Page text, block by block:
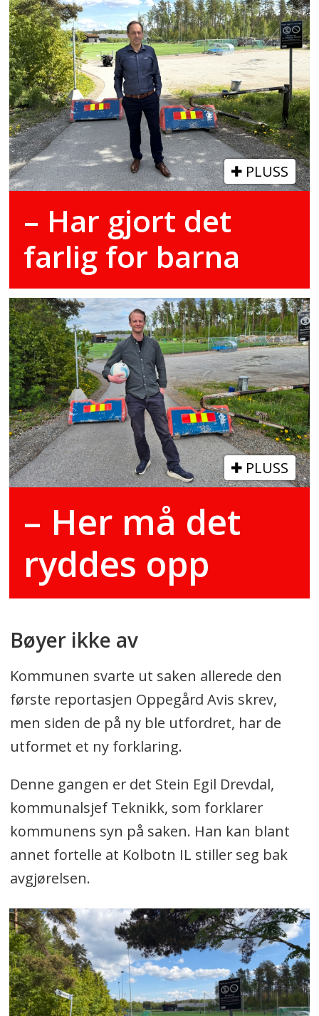
PLUSS
– Har gjort det
farlig for barna
PLUSS
– Her må det
ryddes opp
Bøyer ikke av
Kommunen svarte ut saken allerede den
første reportasjen Oppegård Avis skrev,
men siden de på ny ble utfordret, har de
utformet et ny forklaring.
Denne gangen er det Stein Egil Drevdal,
kommunalsjef Teknikk, som forklarer
kommunens syn på saken. Han kan blant
annet fortelle at Kolbotn IL stiller seg bak
avgjørelsen.